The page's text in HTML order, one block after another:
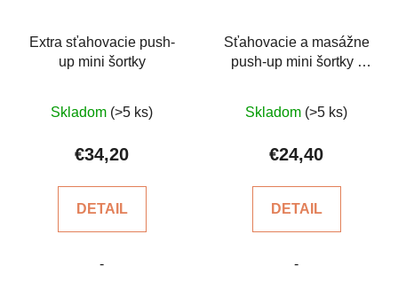
Extra sťahovacie push-
up mini šortky
hodnotenie
produktu
z
hviezdičiek.
Skladom (>5 ks)
€34,20
DETAIL
-
Sťahovacie a masážne
push-up mini šortky -
hodnotenie
produktu
z
hviezdičiek.
Skladom (>5 ks)
€24,40
DETAIL
-